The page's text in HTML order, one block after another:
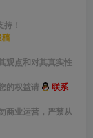
！
稿
观点和对其真实性
的权益请
联系
商业运营，严禁从